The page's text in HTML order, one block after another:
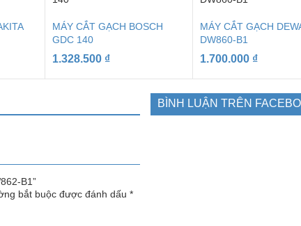
MÁY CẮT GẠCH BOSCH
GDC 140
1.328.500 ₫
MÁY CẮT GẠCH
DW860-B1
1.700.000 ₫
B1”
bắt buộc được đánh dấu *
BÌNH LUẬN TRÊN